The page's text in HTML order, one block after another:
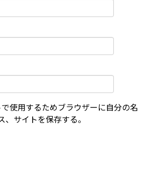
使用するためブラウザーに自分の名
サイトを保存する。